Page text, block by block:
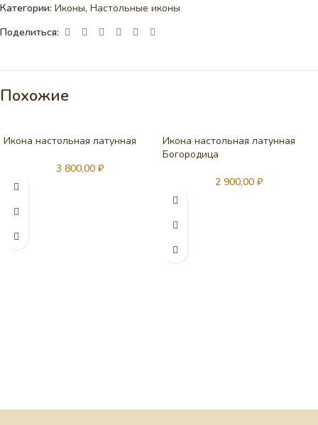
Категории: Иконы, Настольные иконы
Поделиться:
Похожие
Икона настольная латунная
3 800,00 ₽
Икона настольная латунная
Богородица
2 900,00 ₽